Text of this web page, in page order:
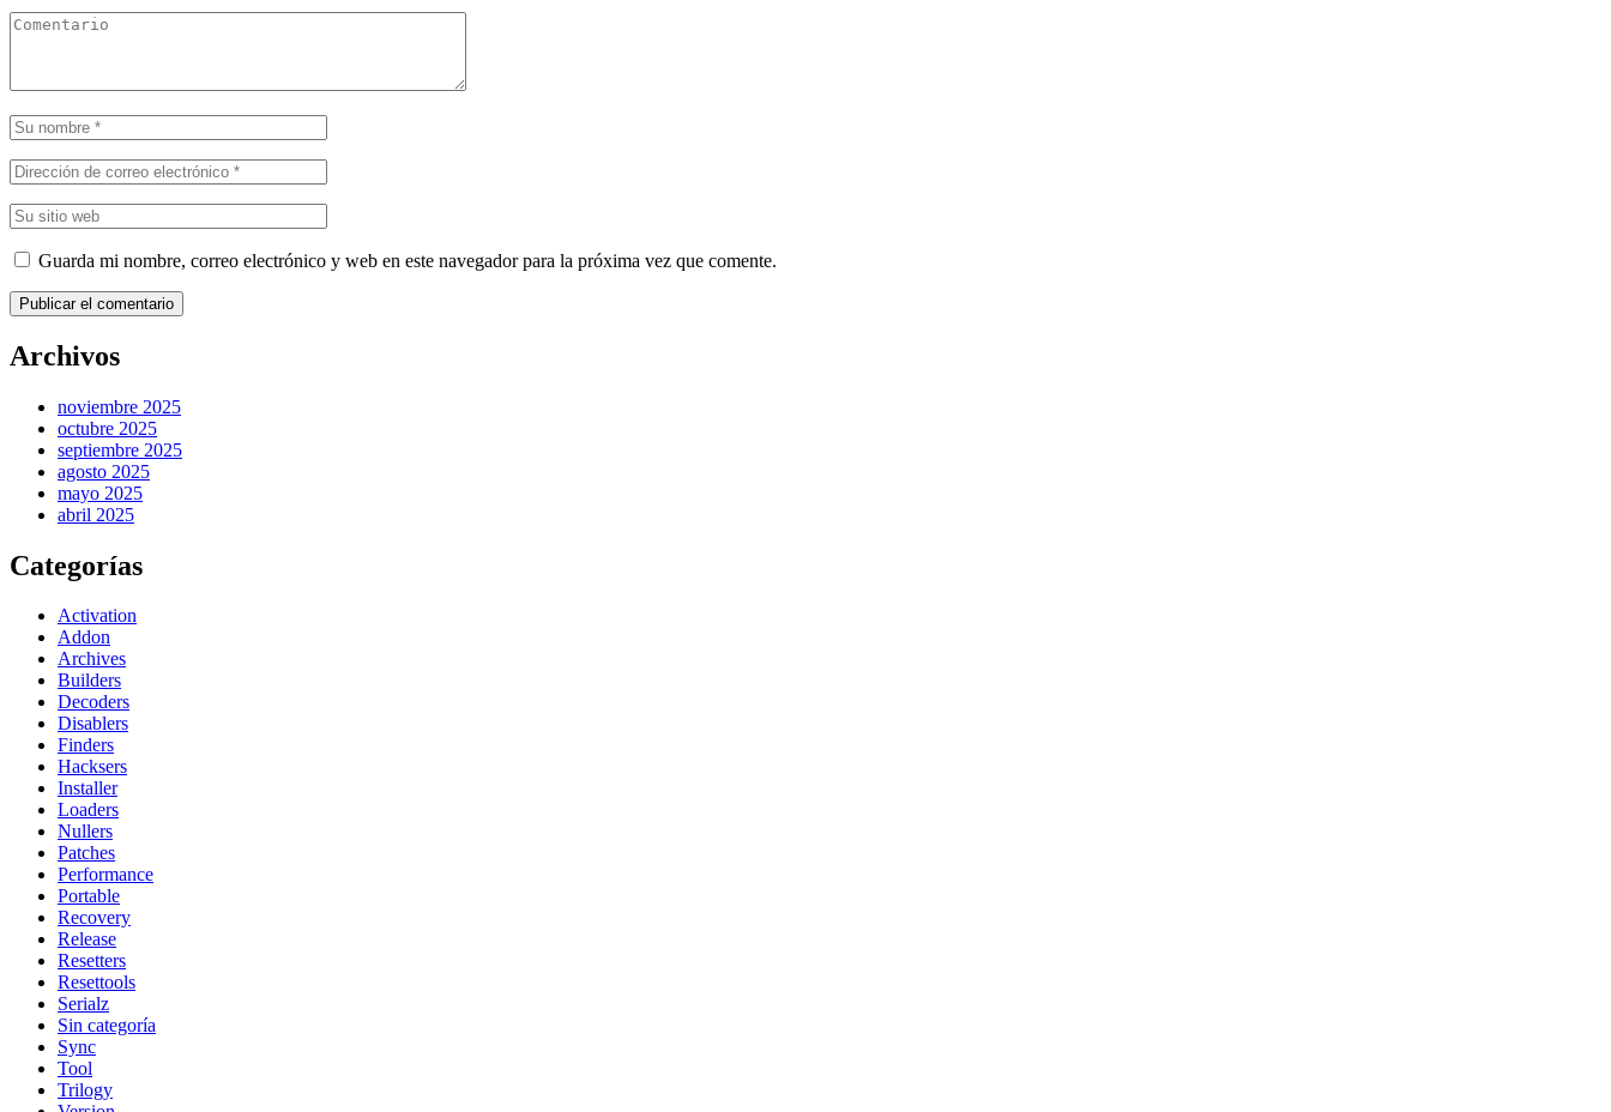
Guarda mi nombre, correo electrónico y web en este navegador para la próxima vez que comente.
Publicar el comentario
Archivos
noviembre 2025
octubre 2025
septiembre 2025
agosto 2025
mayo 2025
abril 2025
Categorías
Activation
Addon
Archives
Builders
Decoders
Disablers
Finders
Hacksers
Installer
Loaders
Nullers
Patches
Performance
Portable
Recovery
Release
Resetters
Resettools
Serialz
Sin categoría
Sync
Tool
Trilogy